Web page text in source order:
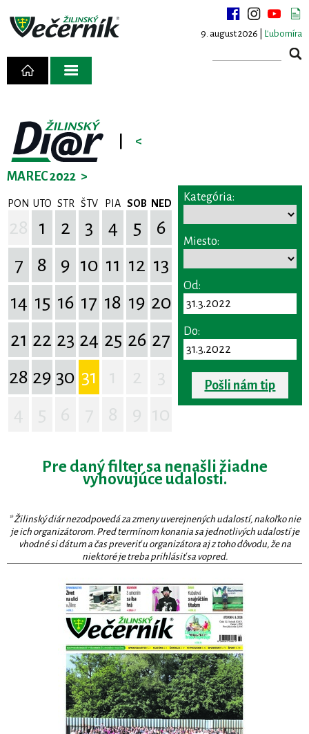
9. august 2026 | Ľubomíra
<
MAREC 2022 >
PON UTO STR ŠTV PIA SOB NED
1 2 3 4 5
6
7
8 9 10 11 12 13
14 15 16 17 18 19 20
21 22 23 24 25 26 27
28 29 30 31
Kategória:
Miesto:
Od:
Do:
Pošli nám tip
Pre daný filter sa nenašli žiadne
vyhovujúce udalosti.
* Žilinský diár nezodpovedá za zmeny uverejnených udalostí, nakoľko nie
je ich organizátorom. Pred termínom konania sa jednotlivých udalostí je
vhodné si dátum a čas preveriť u organizátora aj z toho dôvodu, že na
niektoré je treba prihlásiť sa vopred.